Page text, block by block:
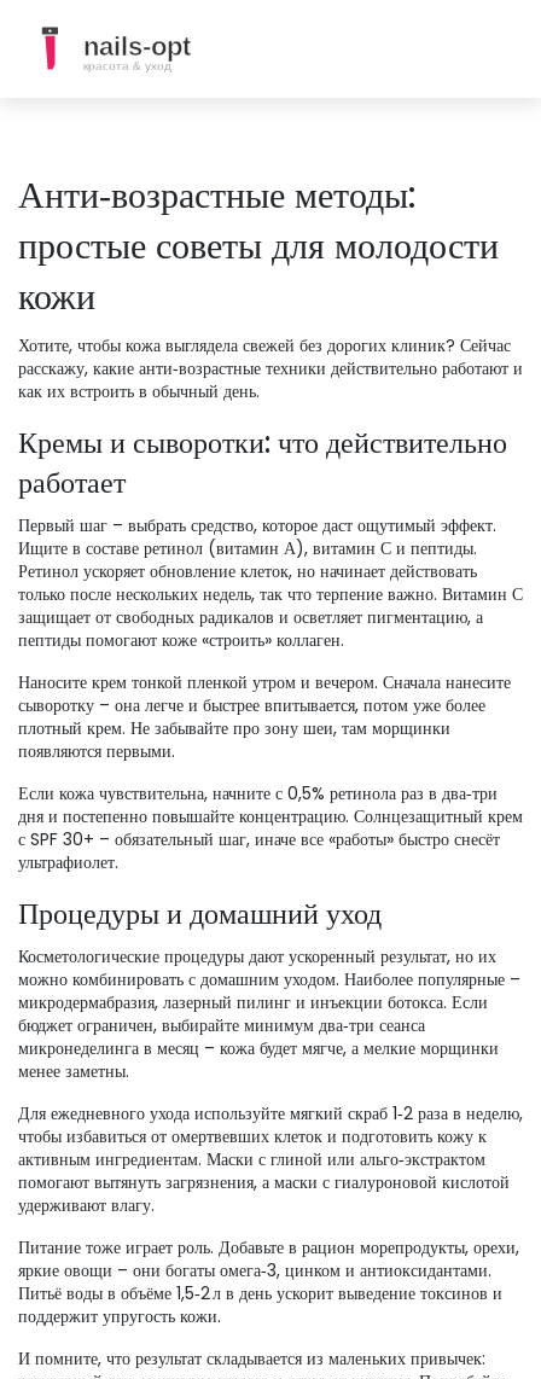
Анти‑возрастные методы:
простые советы для молодости
кожи
Хотите, чтобы кожа выглядела свежей без дорогих клиник? Сейчас
расскажу, какие анти‑возрастные техники действительно работают и
как их встроить в обычный день.
Кремы и сыворотки: что действительно
работает
Первый шаг – выбрать средство, которое даст ощутимый эффект.
Ищите в составе ретинол (витамин А), витамин С и пептиды.
Ретинол ускоряет обновление клеток, но начинает действовать
только после нескольких недель, так что терпение важно. Витамин С
защищает от свободных радикалов и осветляет пигментацию, а
пептиды помогают коже «строить» коллаген.
Наносите крем тонкой пленкой утром и вечером. Сначала нанесите
сыворотку – она легче и быстрее впитывается, потом уже более
плотный крем. Не забывайте про зону шеи, там морщинки
появляются первыми.
Если кожа чувствительна, начните с 0,5% ретинола раз в два‑три
дня и постепенно повышайте концентрацию. Солнцезащитный крем
с SPF 30+ – обязательный шаг, иначе все «работы» быстро снесёт
ультрафиолет.
Процедуры и домашний уход
Косметологические процедуры дают ускоренный результат, но их
можно комбинировать с домашним уходом. Наиболее популярные –
микродермабразия, лазерный пилинг и инъекции ботокса. Если
бюджет ограничен, выбирайте минимум два‑три сеанса
микронеделинга в месяц – кожа будет мягче, а мелкие морщинки
менее заметны.
Для ежедневного ухода используйте мягкий скраб 1‑2 раза в неделю,
чтобы избавиться от омертвевших клеток и подготовить кожу к
активным ингредиентам. Маски с глиной или альго‑экстрактом
помогают вытянуть загрязнения, а маски с гиалуроновой кислотой
удерживают влагу.
Питание тоже играет роль. Добавьте в рацион морепродукты, орехи,
яркие овощи – они богаты омега‑3, цинком и антиоксидантами.
Питьё воды в объёме 1,5‑2 л в день ускорит выведение токсинов и
поддержит упругость кожи.
И помните, что результат складывается из маленьких привычек: